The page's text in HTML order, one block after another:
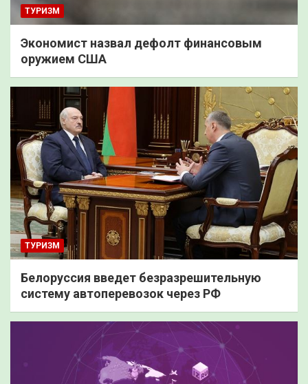
ТУРИЗМ
Экономист назвал дефолт финансовым
оружием США
ТУРИЗМ
Белоруссия введет безразрешительную
систему автоперевозок через РФ